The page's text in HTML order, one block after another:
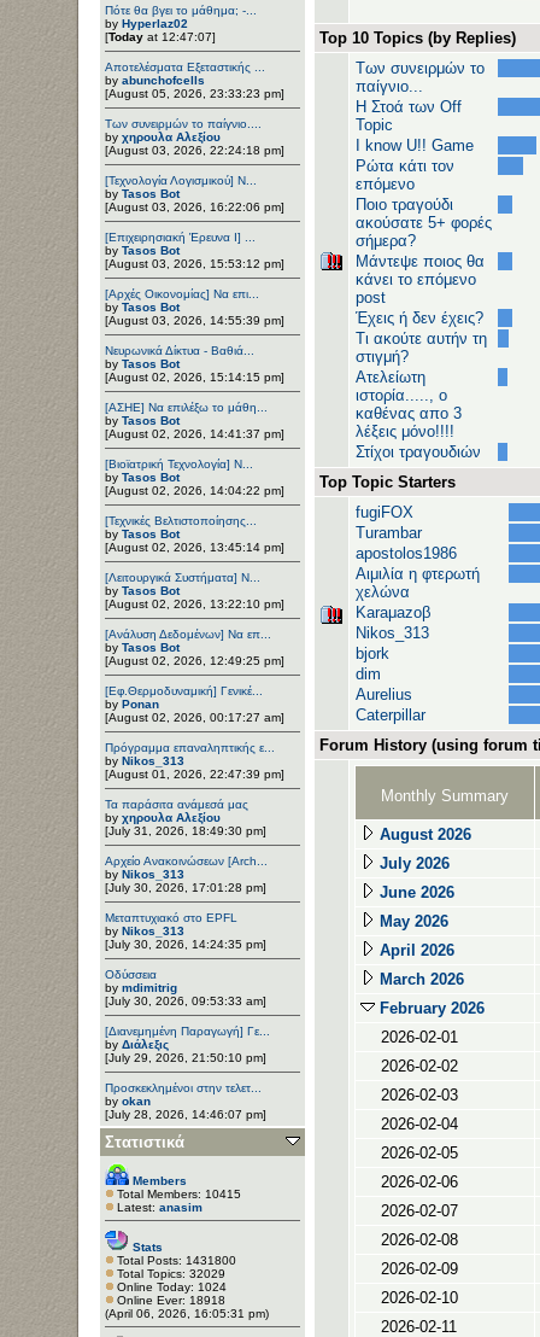
Πότε θα βγει το μάθημα; -...
by Hyperlaz02
[Today at 12:47:07]
Αποτελέσματα Εξεταστικής ...
by abunchofcells
[August 05, 2026, 23:33:23 pm]
Των συνειρμών το παίγνιο....
by χηρουλα Αλεξίου
[August 03, 2026, 22:24:18 pm]
[Τεχνολογία Λογισμικού] Ν...
by Tasos Bot
[August 03, 2026, 16:22:06 pm]
[Επιχειρησιακή Έρευνα Ι] ...
by Tasos Bot
[August 03, 2026, 15:53:12 pm]
[Αρχές Οικονομίας] Να επι...
by Tasos Bot
[August 03, 2026, 14:55:39 pm]
Νευρωνικά Δίκτυα - Βαθιά...
by Tasos Bot
[August 02, 2026, 15:14:15 pm]
[ΑΣΗΕ] Να επιλέξω το μάθη...
by Tasos Bot
[August 02, 2026, 14:41:37 pm]
[Βιοϊατρική Τεχνολογία] Ν...
by Tasos Bot
[August 02, 2026, 14:04:22 pm]
[Τεχνικές Βελτιστοποίησης...
by Tasos Bot
[August 02, 2026, 13:45:14 pm]
[Λειτουργικά Συστήματα] Ν...
by Tasos Bot
[August 02, 2026, 13:22:10 pm]
[Ανάλυση Δεδομένων] Να επ...
by Tasos Bot
[August 02, 2026, 12:49:25 pm]
[Εφ.Θερμοδυναμική] Γενικέ...
by Ponan
[August 02, 2026, 00:17:27 am]
Πρόγραμμα επαναληπτικής ε...
by Nikos_313
[August 01, 2026, 22:47:39 pm]
Τα παράσιτα ανάμεσά μας
by χηρουλα Αλεξίου
[July 31, 2026, 18:49:30 pm]
Αρχείο Ανακοινώσεων [Arch...
by Nikos_313
[July 30, 2026, 17:01:28 pm]
Μεταπτυχιακό στο EPFL
by Nikos_313
[July 30, 2026, 14:24:35 pm]
Οδύσσεια
by mdimitrig
[July 30, 2026, 09:53:33 am]
[Διανεμημένη Παραγωγή] Γε...
by Διάλεξις
[July 29, 2026, 21:50:10 pm]
Προσκεκλημένοι στην τελετ...
by okan
[July 28, 2026, 14:46:07 pm]
Στατιστικά
Members
Total Members: 10415
Latest: anasim
Stats
Total Posts: 1431800
Total Topics: 32029
Online Today: 1024
Online Ever: 18918
(April 06, 2026, 16:05:31 pm)
Top 10 Topics (by Replies)
Των συνειρμών το
παίγνιο...
H Στοά των Off
Topic
I know U!! Game
Ρώτα κάτι τον
επόμενο
Ποιο τραγούδι
ακούσατε 5+ φορές
σήμερα?
Μάντεψε ποιος θα
κάνει το επόμενο
post
Έχεις ή δεν έχεις?
Τι ακούτε αυτήν τη
στιγμή?
Ατελείωτη
ιστορία....., ο
καθένας απο 3
λέξεις μόνο!!!!
Στίχοι τραγουδιών
Top Topic Starters
fugiFOX
Turambar
apostolos1986
Αιμιλία η φτερωτή
χελώνα
Karaμazoβ
Nikos_313
bjork
dim
Aurelius
Caterpillar
Forum History (using forum
Monthly Summary
August 2026
July 2026
June 2026
May 2026
April 2026
March 2026
February 2026
2026-02-01
2026-02-02
2026-02-03
2026-02-04
2026-02-05
2026-02-06
2026-02-07
2026-02-08
2026-02-09
2026-02-10
2026-02-11